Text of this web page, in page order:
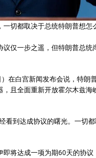
切都取决于总统特朗普想怎
仅一步之遥，但特朗普总
在白宫新闻发布会说，特朗
且全面重新开放霍尔木兹
看到达成协议的曙光。一切
将达成一项为期60天的协